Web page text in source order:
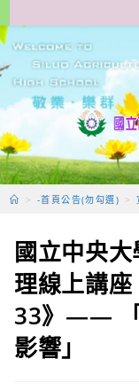
轉
至
要
容
> -首頁公告(勿勾選) >
國立中央
理線上講
33》—— 「
影響」